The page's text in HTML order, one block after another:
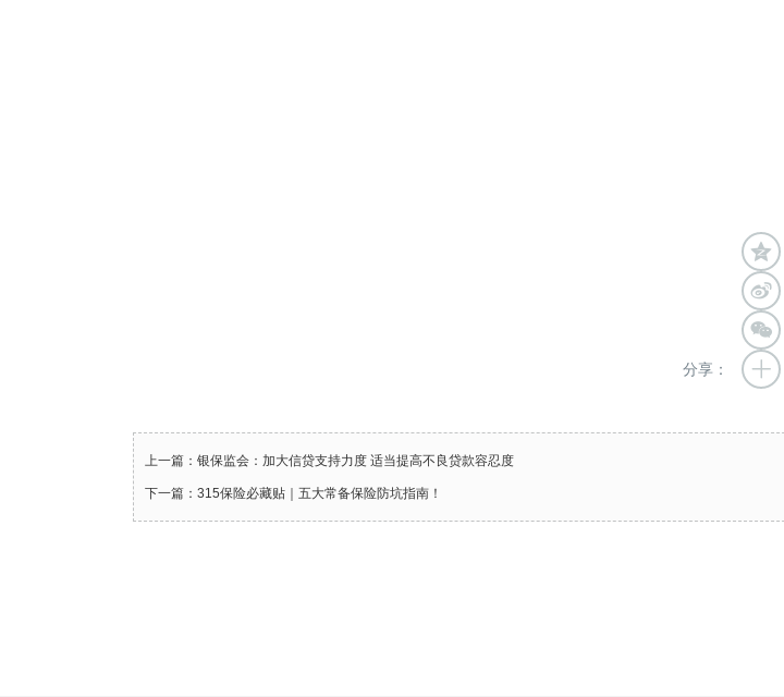
分享：
上一篇：银保监会：加大信贷支持力度 适当提高不良贷款容忍度
下一篇：315保险必藏贴｜五大常备保险防坑指南！